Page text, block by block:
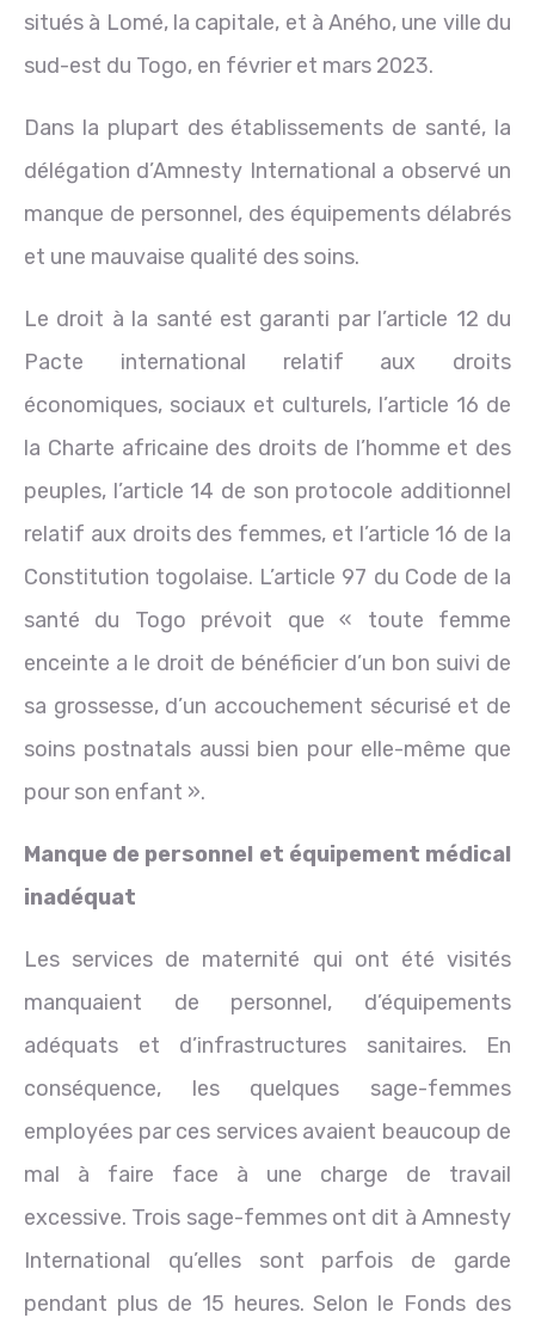
situés à Lomé, la capitale, et à Aného, une ville du
sud-est du Togo, en février et mars 2023.
Dans la plupart des établissements de santé, la
délégation d’Amnesty International a observé un
manque de personnel, des équipements délabrés
et une mauvaise qualité des soins.
Le droit à la santé est garanti par l’article 12 du
Pacte international relatif aux droits
économiques, sociaux et culturels, l’article 16 de
la Charte africaine des droits de l’homme et des
peuples, l’article 14 de son protocole additionnel
relatif aux droits des femmes, et l’article 16 de la
Constitution togolaise. L’article 97 du Code de la
santé du Togo prévoit que « toute femme
enceinte a le droit de bénéficier d’un bon suivi de
sa grossesse, d’un accouchement sécurisé et de
soins postnatals aussi bien pour elle-même que
pour son enfant ».
Manque de personnel et équipement médical
inadéquat
Les services de maternité qui ont été visités
manquaient de personnel, d’équipements
adéquats et d’infrastructures sanitaires. En
conséquence, les quelques sage-femmes
employées par ces services avaient beaucoup de
mal à faire face à une charge de travail
excessive. Trois sage-femmes ont dit à Amnesty
International qu’elles sont parfois de garde
pendant plus de 15 heures. Selon le Fonds des